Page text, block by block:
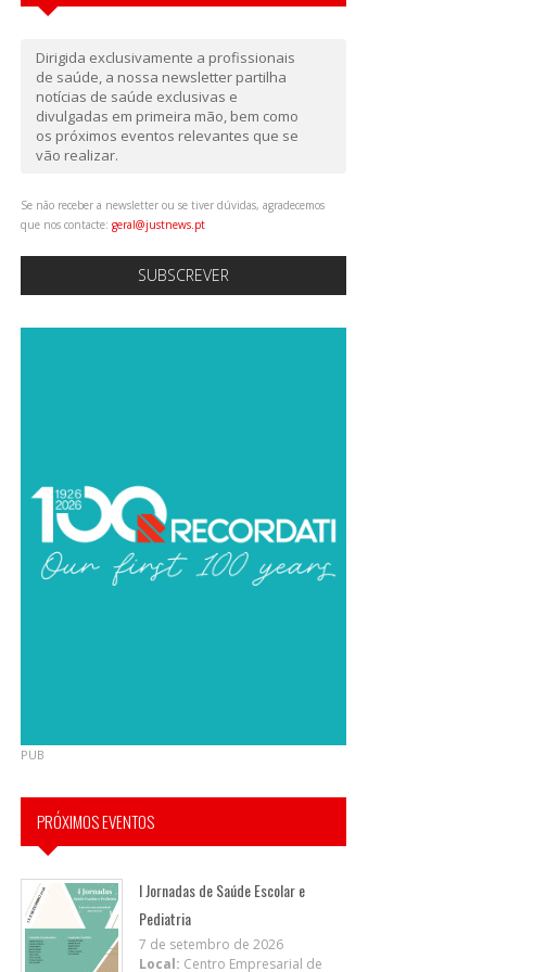
Dirigida exclusivamente a profissionais
de saúde, a nossa newsletter partilha
notícias de saúde exclusivas e
divulgadas em primeira mão, bem como
os próximos eventos relevantes que se
vão realizar.
Se não receber a newsletter ou se tiver dúvidas, agradecemos
que nos contacte: geral@justnews.pt
SUBSCREVER
PUB
PRÓXIMOS EVENTOS
I Jornadas de Saúde Escolar e
Pediatria
7 de setembro de 2026
Local: Centro Empresarial de